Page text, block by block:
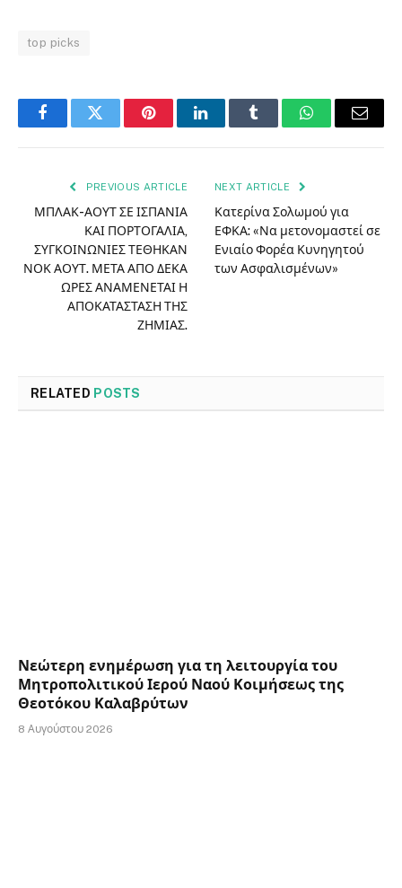
top picks
FacebookTwitter PinterestLinkedInTumblr WhatsAppEmail
PREVIOUS ARTICLE
ΜΠΛΑΚ-ΑΟΥΤ ΣΕ ΙΣΠΑΝΙΑ
ΚΑΙ ΠΟΡΤΟΓΑΛΙΑ,
ΣΥΓΚΟΙΝΩΝΙΕΣ ΤΕΘΗΚΑΝ
ΝΟΚ ΑΟΥΤ. ΜΕΤΑ ΑΠΟ ΔΕΚΑ
ΩΡΕΣ ΑΝΑΜΕΝΕΤΑΙ Η
ΑΠΟΚΑΤΑΣΤΑΣΗ ΤΗΣ
ΖΗΜΙΑΣ.
NEXT ARTICLE
Κατερίνα Σολωμού για
ΕΦΚΑ: «Να μετονομαστεί σε
Ενιαίο Φορέα Κυνηγητού
των Ασφαλισμένων»
RELATED POSTS
Νεώτερη ενημέρωση για τη λειτουργία του
Μητροπολιτικού Ιερού Ναού Κοιμήσεως της
Θεοτόκου Καλαβρύτων
8 Αυγούστου 2026